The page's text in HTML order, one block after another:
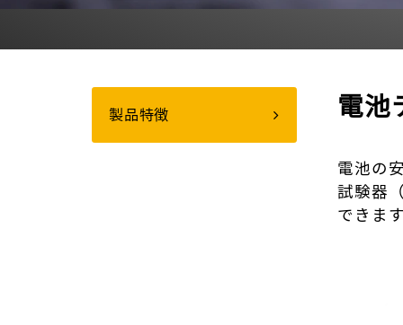
製品特徴 電池
電池の
試験器
できま